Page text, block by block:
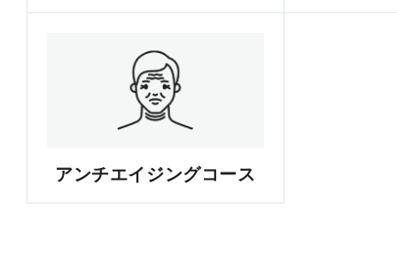
アンチエイジングコース